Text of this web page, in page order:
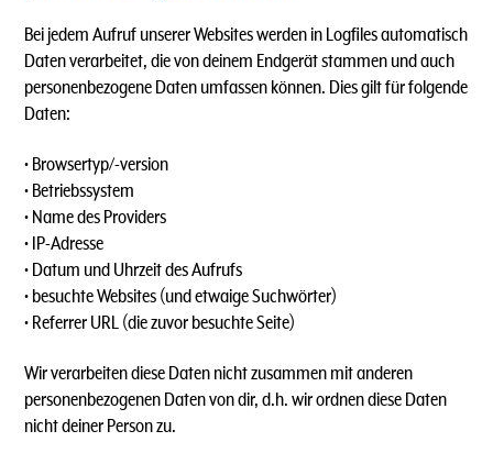
Bei jedem Aufruf unserer Websites werden in Logfiles automatisch
Daten verarbeitet, die von deinem Endgerät stammen und auch
personenbezogene Daten umfassen können. Dies gilt für folgende
Daten:
• Browsertyp/-version
• Betriebssystem
• Name des Providers
• IP-Adresse
• Datum und Uhrzeit des Aufrufs
• besuchte Websites (und etwaige Suchwörter)
• Referrer URL (die zuvor besuchte Seite)
Wir verarbeiten diese Daten nicht zusammen mit anderen
personenbezogenen Daten von dir, d.h. wir ordnen diese Daten
nicht deiner Person zu.